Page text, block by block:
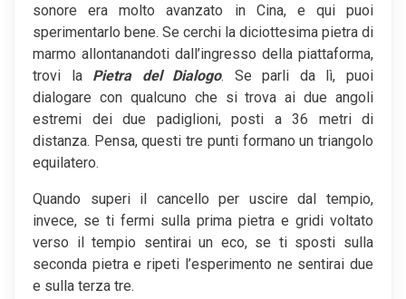
sonore era molto avanzato in Cina, e qui puoi
sperimentarlo bene. Se cerchi la diciottesima pietra di
marmo allontanandoti dall’ingresso della piattaforma,
trovi la Pietra del Dialogo. Se parli da lì, puoi
dialogare con qualcuno che si trova ai due angoli
estremi dei due padiglioni, posti a 36 metri di
distanza. Pensa, questi tre punti formano un triangolo
equilatero.
Quando superi il cancello per uscire dal tempio,
invece, se ti fermi sulla prima pietra e gridi voltato
verso il tempio sentirai un eco, se ti sposti sulla
seconda pietra e ripeti l’esperimento ne sentirai due
e sulla terza tre.